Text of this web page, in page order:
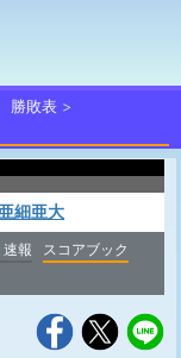
勝敗表
亜細亜大
速報
スコアブック